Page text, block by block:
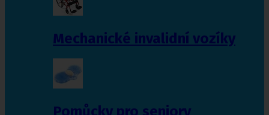
Mechanické invalidní vozíky
Pomůcky pro seniory